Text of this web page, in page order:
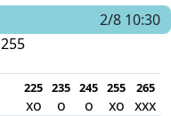
2/8 10:30
255
225 235 245 255 265
xo o o xo xxx